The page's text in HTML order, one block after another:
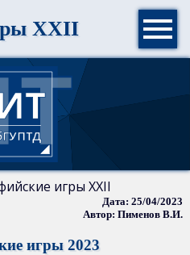

XXII
игры XXII
Дата: 25/04/2023
Автор: Пименов В.И.
игры 2023